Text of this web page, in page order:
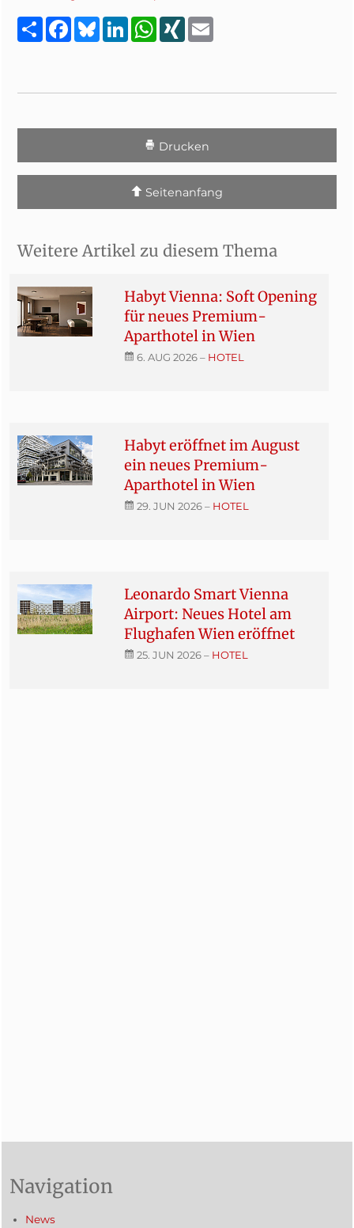
TeilenFacebook
BlueskyLinkedInWhatsApp
XING
Drucken
Seitenanfang
Weitere Artikel zu diesem Thema
Habyt Vienna: Soft Opening
für neues Premium-
Aparthotel in Wien
6. AUG 2026– HOTEL
Habyt eröffnet im August
ein neues Premium-
Aparthotel in Wien
29. JUN 2026– HOTEL
Leonardo Smart Vienna
Airport: Neues Hotel am
Flughafen Wien eröffnet
25. JUN 2026– HOTEL
Navigation
News